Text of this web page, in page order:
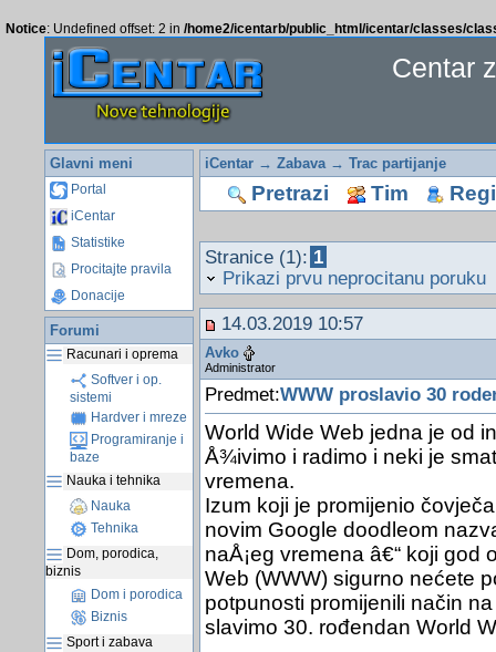
Notice: Undefined offset: 2 in /home2/icentarb/public_html/icentar/classes/
Centar
Glavni meni
Portal
iCentar
Statistike
Procitajte pravila
Donacije
Forumi
Racunari i oprema
Softver i op.
sistemi
Hardver i mreze
Programiranje i
baze
Nauka i tehnika
Nauka
Tehnika
Dom, porodica,
biznis
Dom i porodica
Biznis
Sport i zabava
iCentar→ Zabava→ Trac partijanje
Pretrazi Tim
Stranice (1): 1
Prikazi prvu neprocitanu poruku
14.03.2019 10:57
Avko
Administrator
Predmet:WWW proslavio 30
World Wide Web jedna je od
Å¾ivimo i radimo i neki je
vremena.
Izum koji je promijenio
novim Google doodleom
naÅ¡eg vremena â€“ koji god
Web (WWW) sigurno nećete
potpunosti promijenili način
slavimo 30. rođendan World